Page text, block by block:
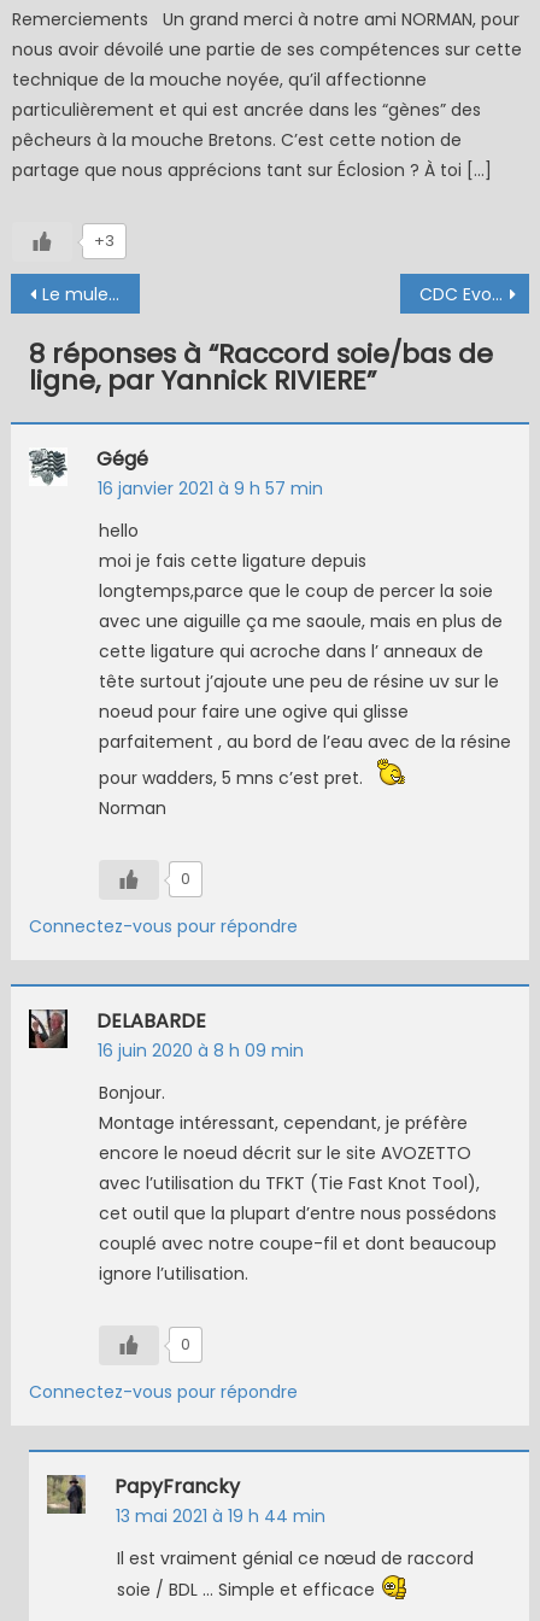
Remerciements Un grand merci à notre ami NORMAN, pour
nous avoir dévoilé une partie de ses compétences sur cette
technique de la mouche noyée, qu’il affectionne
particulièrement et qui est ancrée dans les “gènes” des
pêcheurs à la mouche Bretons. C’est cette notion de
partage que nous apprécions tant sur Éclosion ? À toi […]
+3
Navigation
de
l’article
Le mulet de la Nalon CDC Evolution
8 réponses à “Raccord soie/bas de
ligne, par Yannick RIVIERE”
Gégé
16 janvier 2021 à 9 h 57 min
hello
moi je fais cette ligature depuis
longtemps,parce que le coup de percer la soie
avec une aiguille ça me saoule, mais en plus de
cette ligature qui acroche dans l’ anneaux de
tête surtout j’ajoute une peu de résine uv sur le
noeud pour faire une ogive qui glisse
parfaitement , au bord de l’eau avec de la résine
pour wadders, 5 mns c’est pret.
Norman
0
Connectez-vous pour répondre
DELABARDE
16 juin 2020 à 8 h 09 min
Bonjour.
Montage intéressant, cependant, je préfère
encore le noeud décrit sur le site AVOZETTO
avec l’utilisation du TFKT (Tie Fast Knot Tool),
cet outil que la plupart d’entre nous possédons
couplé avec notre coupe-fil et dont beaucoup
ignore l’utilisation.
0
Connectez-vous pour répondre
PapyFrancky
13 mai 2021 à 19 h 44 min
Il est vraiment génial ce nœud de raccord
soie / BDL … Simple et efficace